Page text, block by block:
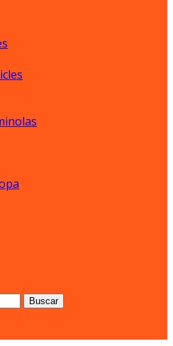
Buscar